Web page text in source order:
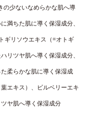
の少ないなめらかな肌へ導
満ちた肌に導く保湿成分、
ギリソウエキス（=オトギ
リツヤ肌へ導く保湿成分、
柔らかな肌に導く保湿成
エキス）、ビルベリーエキ
ヤ肌へ導く保湿成分